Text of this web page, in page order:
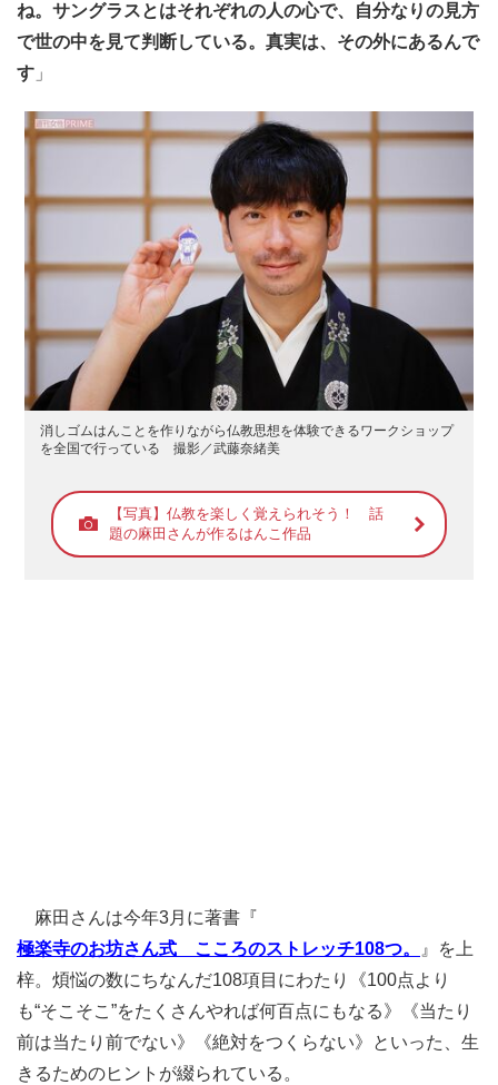
ね。サングラスとはそれぞれの人の心で、自分なりの見方
で世の中を見て判断している。真実は、その外にあるんで
す 」
消しゴムはんことを作りながら仏教思想を体験できるワークショップ
を全国で行っている 撮影／武藤奈緒美
【写真】仏教を楽しく覚えられそう！ 話
題の麻田さんが作るはんこ作品
麻田さんは今年3月に著書『
極楽寺のお坊さん式 こころのストレッチ108つ。
』を上
梓。煩悩の数にちなんだ108項目にわたり《100点より
も“そこそこ”をたくさんやれば何百点にもなる》《当たり
前は当たり前でない》《絶対をつくらない》といった、生
きるためのヒントが綴られている。